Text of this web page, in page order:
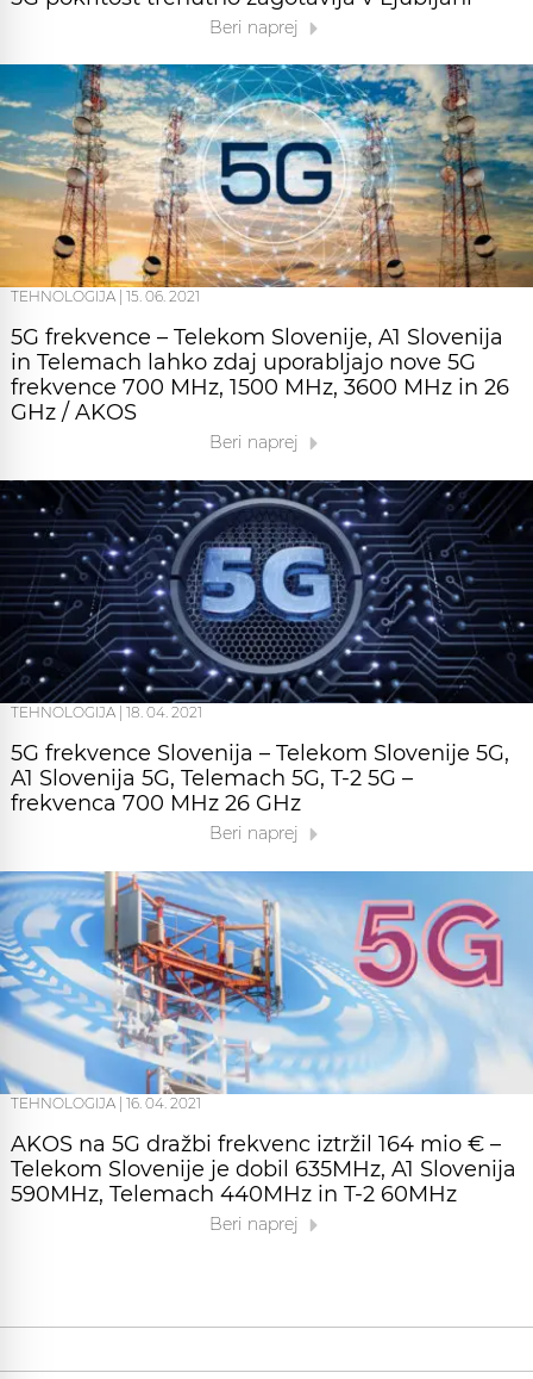
Beri naprej
TEHNOLOGIJA 15. 06. 2021
5G frekvence – Telekom Slovenije, A1 Slovenija
in Telemach lahko zdaj uporabljajo nove 5G
frekvence 700 MHz, 1500 MHz, 3600 MHz in 26
GHz / AKOS
Beri naprej
TEHNOLOGIJA 18. 04. 2021
5G frekvence Slovenija – Telekom Slovenije 5G,
A1 Slovenija 5G, Telemach 5G, T-2 5G –
frekvenca 700 MHz 26 GHz
Beri naprej
TEHNOLOGIJA 16. 04. 2021
AKOS na 5G dražbi frekvenc iztržil 164 mio € –
Telekom Slovenije je dobil 635MHz, A1 Slovenija
590MHz, Telemach 440MHz in T-2 60MHz
Beri naprej